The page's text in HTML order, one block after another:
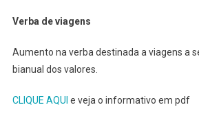
Verba de viagens
Aumento na verba destinada a viagens a
bianual dos valores.
CLIQUE AQUI e veja o informativo em pdf